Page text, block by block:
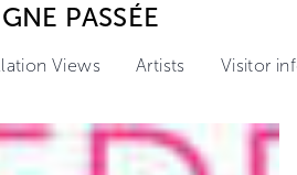
PASSÉE
Views Artists Visitor